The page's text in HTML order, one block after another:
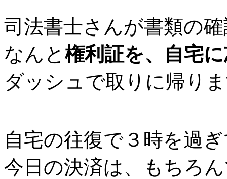
司法書士さんが書類の
なんと 権利証を、自宅
ダッシュで取りに帰り
自宅の往復で３時を過
今日の決済は、もちろ